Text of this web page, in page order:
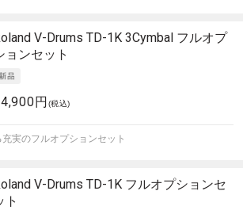
V-Drums TD-1K 3Cymbal フルオプ
ョンセット
円 (税込)
実のフルオプションセット
V-Drums TD-1K フルオプションセ
ト